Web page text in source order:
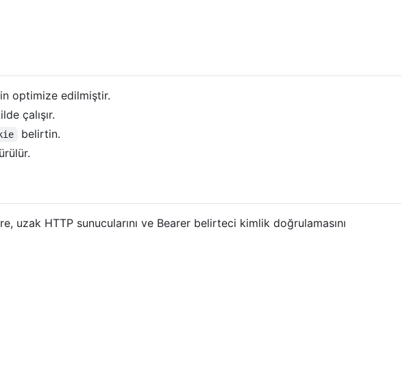
optimize edilmiştir.
çalışır.
belirtin.
HTTP sunucularını ve Bearer belirteci kimlik doğrulamasını